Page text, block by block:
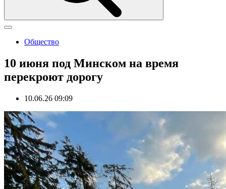
Общество
10 июня под Минском на время
перекроют дорогу
10.06.26 09:09